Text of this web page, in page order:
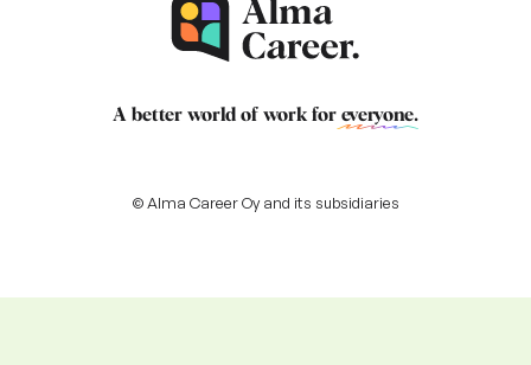
A better world of work for everyone.
© Alma Career Oy and its subsidiaries